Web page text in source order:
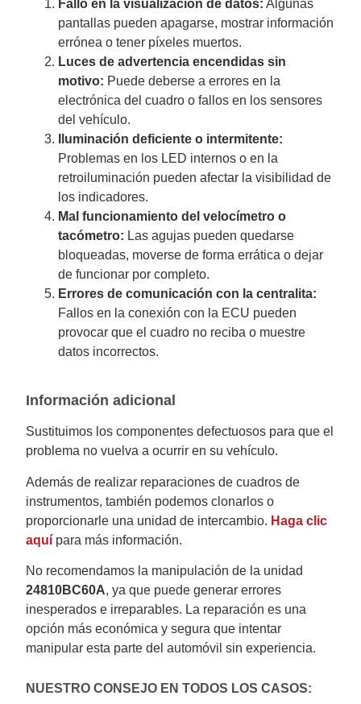
Fallo en la visualización de datos: Algunas
pantallas pueden apagarse, mostrar información
errónea o tener píxeles muertos.
Luces de advertencia encendidas sin
motivo: Puede deberse a errores en la
electrónica del cuadro o fallos en los sensores
del vehículo.
Iluminación deficiente o intermitente:
Problemas en los LED internos o en la
retroiluminación pueden afectar la visibilidad de
los indicadores.
Mal funcionamiento del velocímetro o
tacómetro: Las agujas pueden quedarse
bloqueadas, moverse de forma errática o dejar
de funcionar por completo.
Errores de comunicación con la centralita:
Fallos en la conexión con la ECU pueden
provocar que el cuadro no reciba o muestre
datos incorrectos.
Información adicional
Sustituimos los componentes defectuosos para que el
problema no vuelva a ocurrir en su vehículo.
Además de realizar reparaciones de cuadros de
instrumentos, también podemos clonarlos o
proporcionarle una unidad de intercambio. Haga clic
aquí para más información.
No recomendamos la manipulación de la unidad
24810BC60A, ya que puede generar errores
inesperados e irreparables. La reparación es una
opción más económica y segura que intentar
manipular esta parte del automóvil sin experiencia.
NUESTRO CONSEJO EN TODOS LOS CASOS: